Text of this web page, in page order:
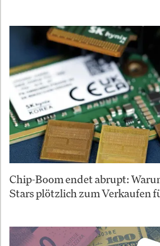
Chip-Boom endet abrupt:
Stars plötzlich zum Verkaufen